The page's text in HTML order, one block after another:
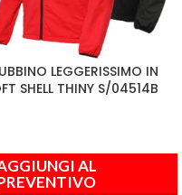
LEGGERISSIMO IN
SHELL THINY S/04514B
AL